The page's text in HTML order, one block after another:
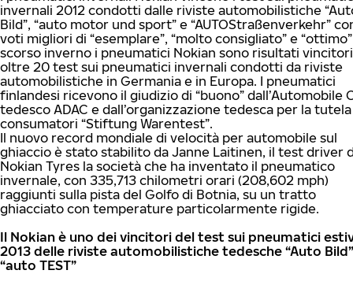
invernali 2012 condotti dalle riviste automobilistiche
Bild”, “auto motor und sport” e “AUTOStraßenverkehr”
voti migliori di “esemplare”, “molto consigliato” e
scorso inverno i pneumatici Nokian sono risultati
oltre 20 test sui pneumatici invernali condotti da riviste
automobilistiche in Germania e in Europa. I pneumatici
finlandesi ricevono il giudizio di “buono” dall’Automobile
tedesco ADAC e dall’organizzazione tedesca per la
consumatori “Stiftung Warentest”.
Il nuovo record mondiale di velocità per automobile sul
ghiaccio è stato stabilito da Janne Laitinen, il test driver
Nokian Tyres la società che ha inventato il pneumatico
invernale, con 335,713 chilometri orari (208,602 mph)
raggiunti sulla pista del Golfo di Botnia, su un tratto
ghiacciato con temperature particolarmente rigide.
Il Nokian è uno dei vincitori del test sui pneumatici
2013 delle riviste automobilistiche tedesche “Auto
“auto TEST”